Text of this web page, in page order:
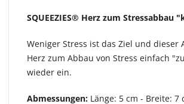
SQUEEZIES® Herz zum
Weniger Stress ist das Ziel und dieser
Herz zum Abbau von Stress einfach
wieder ein.
Abmessungen: Länge: 5 cm - Breite: 7